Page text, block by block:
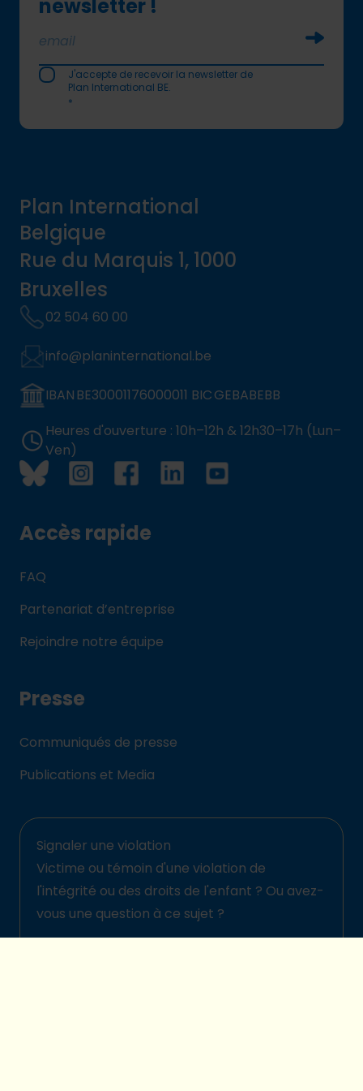
newsletter !
J'accepte de recevoir la newsletter de
Plan International BE.
*
Plan International
Belgique
Rue du Marquis 1, 1000
Bruxelles
02 504 60 00
info@planinternational.be
IBAN BE30001176000011 BIC GEBABEBB
Heures d'ouverture : 10h–12h & 12h30–17h (Lun–
Ven)
Accès rapide
FAQ
Partenariat d’entreprise
Rejoindre notre équipe
Presse
Communiqués de presse
Publications et Media
Signaler une violation
Victime ou témoin d'une violation de
l'intégrité ou des droits de l'enfant ? Ou avez-
vous une question à ce sujet ?